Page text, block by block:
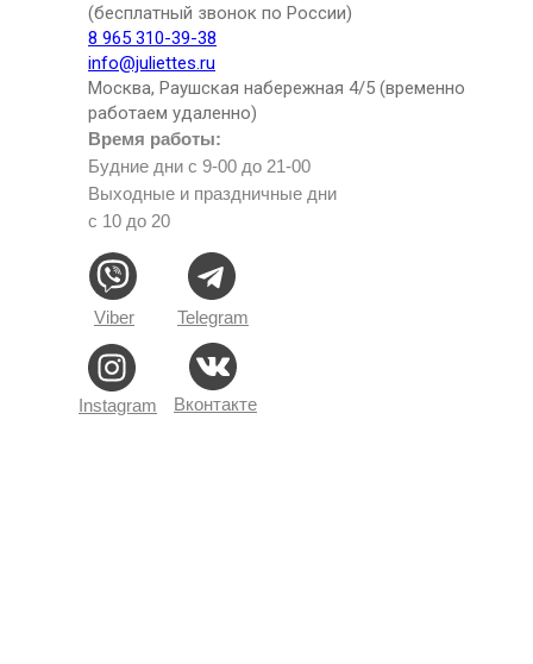
Время работы:
Будние дни с 9-00 до 21-00
Выходные и праздничные дни
с 10 до 20
Telegram
Viber
Instagram
(бесплатный звонок по России)
8 965 310-39-38
info@juliettes.ru
Москва, Раушская набережная 4/5 (временно
работаем удаленно)
Вконтакте